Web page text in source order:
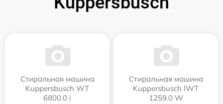
Стиральная машина
Kuppersbusch WT
6800.0 i
Стиральная машина
Kuppersbusch IWT
1259.0 W